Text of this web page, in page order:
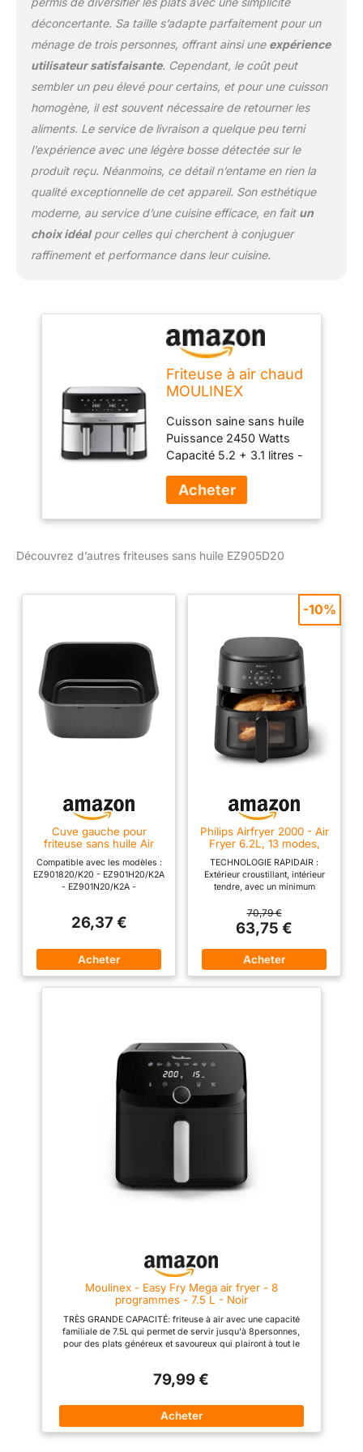
déconcertante. Sa taille s’adapte parfaitement pour un
ménage de trois personnes, offrant ainsi une expérience
utilisateur satisfaisante. Cependant, le coût peut
sembler un peu élevé pour certains, et pour une cuisson
homogène, il est souvent nécessaire de retourner les
aliments. Le service de livraison a quelque peu terni
l’expérience avec une légère bosse détectée sur le
produit reçu. Néanmoins, ce détail n’entame en rien la
qualité exceptionnelle de cet appareil. Son esthétique
moderne, au service d’une cuisine efficace, en fait un
choix idéalpour celles qui cherchent à conjuguer
raffinement et performance dans leur cuisine.
Friteuse à air chaud
MOULINEX
Cuisson saine sans huile
Puissance 2450 Watts
Capacité 5.2 + 3.1 litres -
indépendants 8
programmes
automatiques Fonction
Découvrez d’autres friteuses sans huile EZ905D20
Cuve gauche pour
friteuse sans huile Air
Dual Easy Fry & Grill
Moulinex, Tefal - SS-
9100052690
Compatible avec les modèles :
EZ901820/K20 - EZ901H20/K2A
- EZ901N20/K2A -
EY901N10/K2A - EY905B10/K20
26,37 €
Philips Airfryer 2000 - Air
Fryer 6.2L, 13 modes,
TECHNOLOGIE RAPIDAIR :
Extérieur croustillant, intérieur
tendre, avec un minimum
Airfryer Philips assure un flux
d'air parfait pour une cuisson
toujours rapide et savoureuse.
CUISSON 13 EN 1 : Air fry, cuire
au four, griller, rôtir, et plus
encore. Réglez la durée et la
PAR ÉCRAN TACTILE AVEC 9
PRÉRÉGLAGES : frites
surgelées, frites fraîches,
poulet, viande, poisson, petit-
déjeuner, légumes, gâteaux,
maintien au chaud. NETTOYAGE
D'IDÉES : Laissez-vous inspirer
par les nombreuses recettes
70,79 €
63,75 €
-10%
Moulinex - Easy Fry Mega air fryer - 8
programmes - 7.5 L - Noir
TRÈS GRANDE CAPACITÉ: friteuse à air avec une capacité
familiale de 7.5L qui permet de servir jusqu'à 8personnes,
pour des plats généreux et savoureux qui plairont à tout le
PRÉCISE: 8programmes prédéfinis et 1programme manuel,
80°C à 200°C, jusqu'à 60minutes) grâce au bouton rotatif
GAIN DE TEMPS ET D'ÉNERGIE: consomme jusqu'à 70% moins
d'énergie et cuit jusqu'à 37% plus vite (tests effectués en 2024
79,99 €